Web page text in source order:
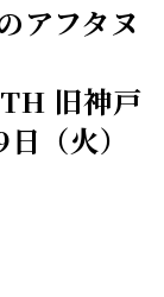
アフタヌ
旧神戸
（火）